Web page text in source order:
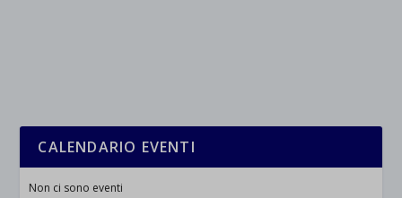
CALENDARIO EVENTI
Non ci sono eventi